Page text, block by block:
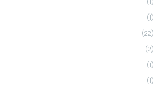
(1)
(1)
(22)
(2)
(1)
(1)